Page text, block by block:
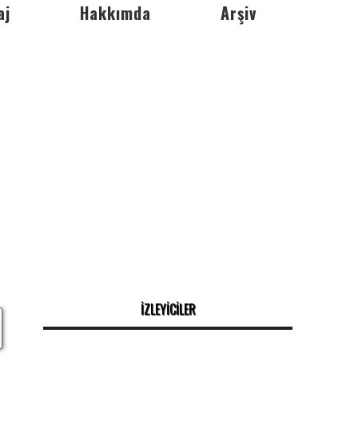
Hakkımda Arşiv
İZLEYİCİLER